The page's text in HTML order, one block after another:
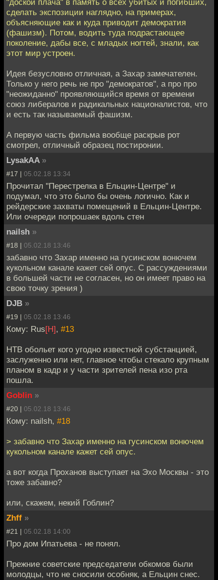
сделать экспозиции наглядно, на примерах,
объясняющие как и куда приводит демократия
(фашизм). Потом, водить туда подрастающее
поколение, дабы все, с младых ногтей, знали, как
этот мир устроен.
Идея безусловно отличная, а Захар замечателен.
Только у него речь не про "демократов", а про про
"неожиданно" проявляющийся время от времени
союз либералов и радикальных националистов, что
и есть так называемый фашизм.
А первую часть фильма вообще раскрыв рот
смотрел, отличный образец постиронии.
LysakAA »
#17 | 05.02.18 13:34
Прочитал "Перестрелка в Ельцин-Центре" и
подумал, что это было бы очень логично. Как и
рейдерские захваты помещений в Ельцин-Центре.
Или очереди попрошаек вдоль стен
nailsh »
#18 | 05.02.18 13:46
забавно что Захар именно на гусинском вонючем
кукольном канале кажет сей опус. С рассуждениями
в большей части не согласен, но он имеет право на
свою точку зрения )
DJB »
#19 | 05.02.18 13:46
Кому: Rus[H], #13
НТВ обольет кого угодно известной субстанцией,
заслуженно или нет, главное чтобы стекало крупным
планом в кадр и у части зрителей пена изо рта
пошла.
Goblin »
#20 | 05.02.18 13:46
Кому: nailsh, #18
> забавно что Захар именно на гусинском вонючем
кукольном канале кажет сей опус.
а вот когда Проханов выступает на Эхо Москвы - это
тоже забавно?
или, скажем, некий Гоблин?
Zhff »
#21 | 05.02.18 14:00
Про дом Ипатьева - не понял.
Прежние советские председатели обкомов были
молодцы, что не сносили особняк, а Ельцин снес.